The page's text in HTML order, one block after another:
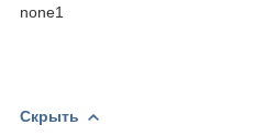
none1
Скрыть